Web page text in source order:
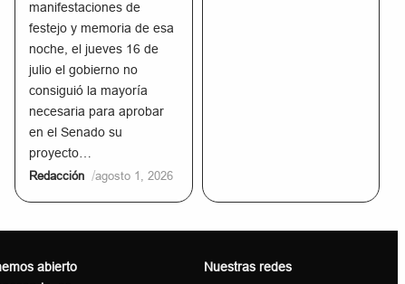
manifestaciones de
festejo y memoria de esa
noche, el jueves 16 de
julio el gobierno no
consiguió la mayoría
necesaria para aprobar
en el Senado su
proyecto…
Redacción /agosto 1, 2026
abierto
Nuestras redes